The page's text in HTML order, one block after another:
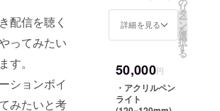
配信を聴く
ってみたい
す。
ションボイ
みたいと考
メールアドレス
にお送りいたし
ます。 アドレス
が間違っていて
場合は、お届け
ができなくなる
可能性がありま
すのでご了承く
Discordファン
サーバー加入権
※１周年記念イラ
します。 ※備考
欄にTシャツ背面
に掲載するお名
前を【英字表
詳細を見る
リ
タ
ー
ン
を
選
択
す
る
50,000円
・アクリルペン
ライト